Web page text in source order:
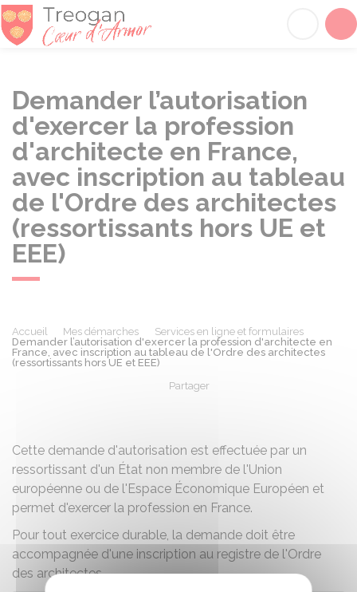
Demander l’autorisation
d'exercer la profession
d'architecte en France,
avec inscription au tableau
de l'Ordre des architectes
(ressortissants hors UE et
EEE)
Accueil Mes démarches
Services en ligne et formulaires
Demander l’autorisation d'exercer la profession d'architecte en
France, avec inscription au tableau de l'Ordre des architectes
(ressortissants hors UE et EEE)
Partager
Cette demande d'autorisation est effectuée par un
ressortissant d'un État non membre de l'Union
européenne ou de l'Espace Économique Européen et
permet d'exercer la profession en France.
Pour tout exercice durable, la demande doit être
accompagnée d'une inscription au registre de l'Ordre
des architectes.